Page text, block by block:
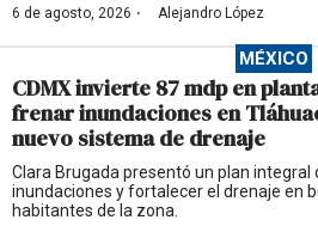
6 de agosto, 2026 · Alejandro López
MÉXICO
CDMX invierte 87 mdp en
frenar inundaciones en
nuevo sistema de drenaje
Clara Brugada presentó un plan integral
inundaciones y fortalecer el drenaje en
habitantes de la zona.